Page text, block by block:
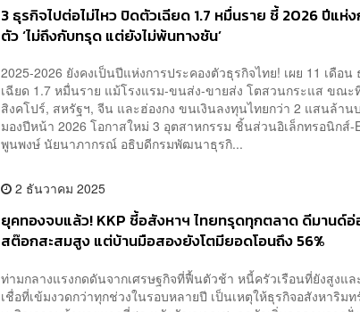
3 ธุรกิจไปต่อไม่ไหว ปิดตัวเฉียด 1.7 หมื่นราย ชี้ 2026 ปีแห่
ตัว ‘ไม่ถึงกับทรุด แต่ยังไม่พ้นทางชัน’
​2025-2026 ยังคงเป็นปีแห่งการประคองตัวธุรกิจไทย! เผย 11 เดือน
เฉียด 1.7 หมื่นราย แม้โรงแรม-ขนส่ง-ขายส่ง โตสวนกระแส ขณ
สิงคโปร์, สหรัฐฯ, จีน และฮ่องกง ขนเงินลงทุนไทยกว่า 2 แสนล้าน
มองปีหน้า 2026 โอกาสใหม่ 3 อุตสาหกรรม ชิ้นส่วนอิเล็กทรอนิกส์-
พูนพงษ์ นัยนาภากรณ์ อธิบดีกรมพัฒนาธุรกิ...
2 ธันวาคม 2025
ยุคทองจบแล้ว! KKP ชี้อสังหาฯ ไทยทรุดทุกตลาด ดีมานด์อ่
สต๊อกสะสมสูง แต่บ้านมือสองยังโตมียอดโอนถึง 56%
ท่ามกลางแรงกดดันจากเศรษฐกิจที่ฟื้นตัวช้า หนี้ครัวเรือนที่ยังสูงแล
เชื่อที่เข้มงวดกว่าทุกช่วงในรอบหลายปี เป็นเหตุให้ธุรกิจอสังหาริมท